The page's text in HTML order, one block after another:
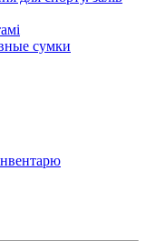
сумки